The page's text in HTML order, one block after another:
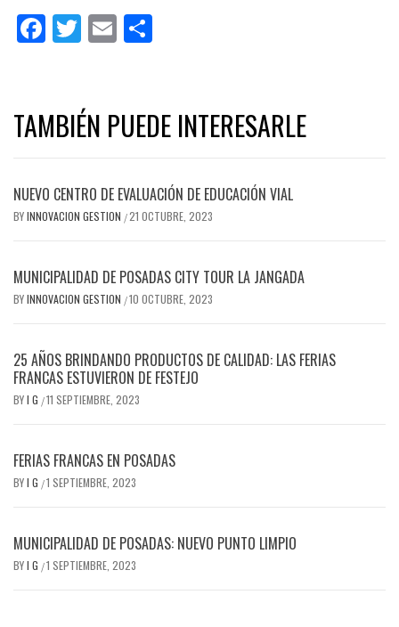
Facebook
Twitter
Email
TAMBIÉN PUEDE INTERESARLE
NUEVO CENTRO DE EVALUACIÓN DE EDUCACIÓN VIAL
BYINNOVACION GESTION /21 OCTUBRE, 2023
MUNICIPALIDAD DE POSADAS CITY TOUR LA JANGADA
BYINNOVACION GESTION /10 OCTUBRE, 2023
25 AÑOS BRINDANDO PRODUCTOS DE CALIDAD: LAS FERIAS
FRANCAS ESTUVIERON DE FESTEJO
BYI G /11 SEPTIEMBRE, 2023
FERIAS FRANCAS EN POSADAS
BYI G /1 SEPTIEMBRE, 2023
MUNICIPALIDAD DE POSADAS: NUEVO PUNTO LIMPIO
BYI G /1 SEPTIEMBRE, 2023